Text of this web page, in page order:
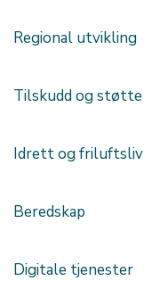
Regional utvikling
Tilskudd og støtte
Idrett og friluftsliv
Beredskap
Digitale tjenester